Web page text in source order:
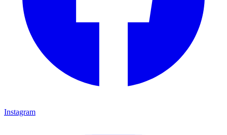
Instagram